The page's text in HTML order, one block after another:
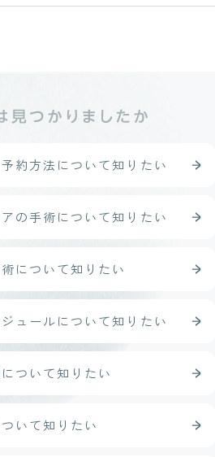
約方法 について知りたい
の手術について知りたい
について知りたい
ュールについて知りたい
について知りたい
いて知りたい